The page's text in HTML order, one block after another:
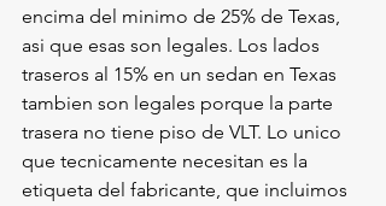
encima del minimo de 25% de Texas,
asi que esas son legales. Los lados
traseros al 15% en un sedan en Texas
tambien son legales porque la parte
trasera no tiene piso de VLT. Lo unico
que tecnicamente necesitan es la
etiqueta del fabricante, que incluimos